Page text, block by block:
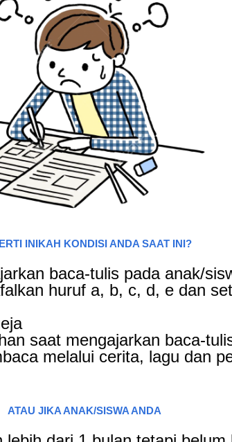
INIKAH KONDISI ANDA SAAT INI?
baca-tulis pada anak/
huruf a, b, c, d, e dan
saat mengajarkan baca-
melalui cerita, lagu dan
ATAU JIKA ANAK/SISWA ANDA